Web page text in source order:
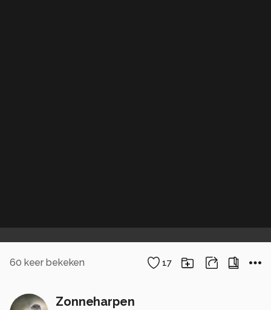
60 keer bekeken 17
Zonneharpen